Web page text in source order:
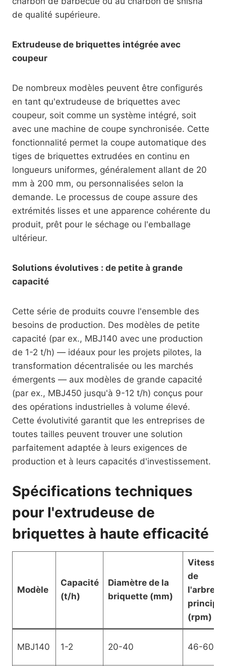
de qualité supérieure.
Extrudeuse de briquettes intégrée avec
coupeur
De nombreux modèles peuvent être configurés
en tant qu'extrudeuse de briquettes avec
coupeur, soit comme un système intégré, soit
avec une machine de coupe synchronisée. Cette
fonctionnalité permet la coupe automatique des
tiges de briquettes extrudées en continu en
longueurs uniformes, généralement allant de 20
mm à 200 mm, ou personnalisées selon la
demande. Le processus de coupe assure des
extrémités lisses et une apparence cohérente du
produit, prêt pour le séchage ou l'emballage
ultérieur.
Solutions évolutives : de petite à grande
capacité
Cette série de produits couvre l'ensemble des
besoins de production. Des modèles de petite
capacité (par ex., MBJ140 avec une production
de 1-2 t/h) — idéaux pour les projets pilotes, la
transformation décentralisée ou les marchés
émergents — aux modèles de grande capacité
(par ex., MBJ450 jusqu'à 9-12 t/h) conçus pour
des opérations industrielles à volume élevé.
Cette évolutivité garantit que les entreprises de
toutes tailles peuvent trouver une solution
parfaitement adaptée à leurs exigences de
production et à leurs capacités d'investissement.
Spécifications techniques
pour l'extrudeuse de
briquettes à haute efficacité
Modèle
Capacité
(t/h)
Diamètre de la
briquette (mm)
Vitesse
de
l'arbre
principal
(rpm)
MBJ140 1-2 20-40 46-60